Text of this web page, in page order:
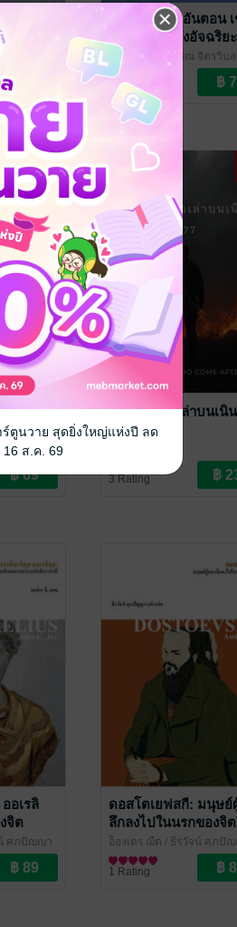
อลส
งนัก
รณกรรม
แห่ง
วิบูลย์
ภาพชีวิตของอันตอน
คอฟ: รำลึกถึงอัจฉริย
เปลี่ยนวิธีที่มนุษย์เข้าใ
ตนเองผ่านวรรณกรรม
(Reminiscences of
Anton Chekhov)
มักซิม กอร์กี / ภูริณ จิตรวิบู
แปล
ชีวประวัติ
1 Rating
ขียนฝัน
มสมัย
พจน์ พิสิฐ
เรื่องที่ไม่ถูกเล่าบนเนิ
แนวหน้า
3 Rating
อเรลิ
จิต
งศุภปัญญา
ดอสโตเยฟสกี: มนุษย์
ลึกลงไปในนรกของจิต
(Dostoevsky)
อ็องเดร ฌีด / ธีรวัจน์ ศุภปั
วงศ์ แปล/ ไศเลนทร์
ชีวประวัติ
1 Rating
ร์ตูนวาย สุดยิ่งใหญ่แห่งปี ลด
ส.ค. 69